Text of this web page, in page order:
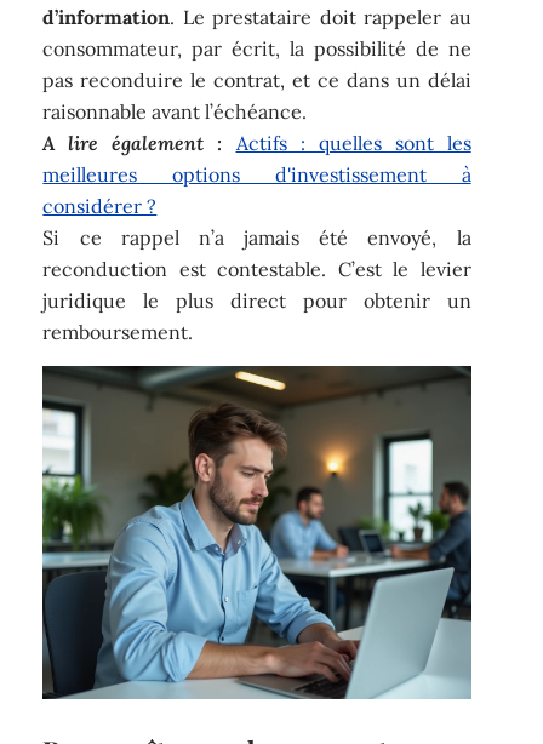
d’information. Le prestataire doit rappeler au
consommateur, par écrit, la possibilité de ne
pas reconduire le contrat, et ce dans un délai
raisonnable avant l’échéance.
A lire également :
Actifs : quelles sont les
meilleures options d'investissement à
considérer ?
Si ce rappel n’a jamais été envoyé, la
reconduction est contestable. C’est le levier
juridique le plus direct pour obtenir un
remboursement.